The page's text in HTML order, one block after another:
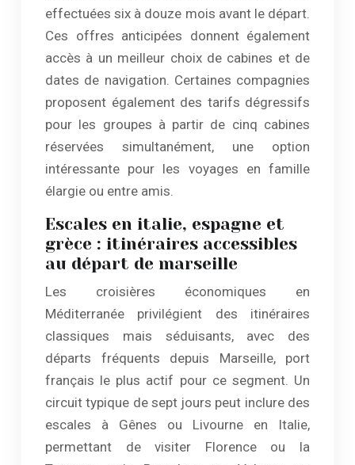
effectuées six à douze mois avant le départ.
Ces offres anticipées donnent également
accès à un meilleur choix de cabines et de
dates de navigation. Certaines compagnies
proposent également des tarifs dégressifs
pour les groupes à partir de cinq cabines
réservées simultanément, une option
intéressante pour les voyages en famille
élargie ou entre amis.
Escales en italie, espagne et
grèce : itinéraires accessibles
au départ de marseille
Les croisières économiques en
Méditerranée privilégient des itinéraires
classiques mais séduisants, avec des
départs fréquents depuis Marseille, port
français le plus actif pour ce segment. Un
circuit typique de sept jours peut inclure des
escales à Gênes ou Livourne en Italie,
permettant de visiter Florence ou la